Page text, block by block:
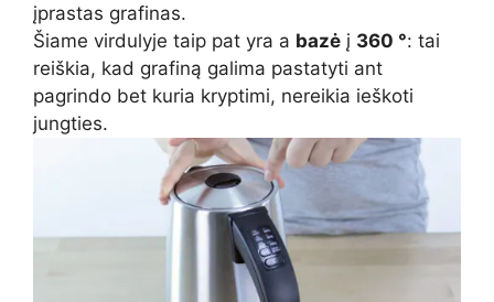
įprastas grafinas.
Šiame virdulyje taip pat yra a bazė į 360 °: tai
reiškia, kad grafiną galima pastatyti ant
pagrindo bet kuria kryptimi, nereikia ieškoti
jungties.